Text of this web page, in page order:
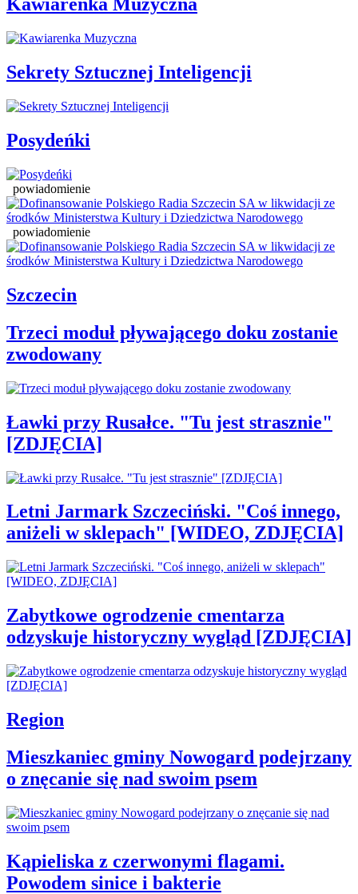
Kawiarenka Muzyczna
Sekrety Sztucznej Inteligencji
Posydeńki
powiadomienie
powiadomienie
Szczecin
Trzeci moduł pływającego doku zostanie
zwodowany
Ławki przy Rusałce. "Tu jest strasznie"
[ZDJĘCIA]
Letni Jarmark Szczeciński. "Coś innego,
aniżeli w sklepach" [WIDEO, ZDJĘCIA]
Zabytkowe ogrodzenie cmentarza
odzyskuje historyczny wygląd [ZDJĘCIA]
Region
Mieszkaniec gminy Nowogard podejrzany
o znęcanie się nad swoim psem
Kąpieliska z czerwonymi flagami.
Powodem sinice i bakterie